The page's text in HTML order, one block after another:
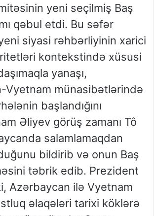
yeni seçilmiş Baş
qəbul etdi. Bu səfər
siyasi rəhbərliyinin xarici
kontekstində xüsusi
yanaşı,
Vyetnam münasibətlərində
başlandığını
Əliyev görüş zamanı Tô
salamlamaqdan
bildirib və onun Baş
təbrik edib. Prezident
Azərbaycan ilə Vyetnam
əlaqələri tarixi köklərə